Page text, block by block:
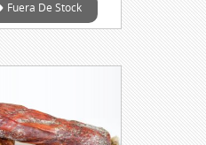
Fuera De Stock